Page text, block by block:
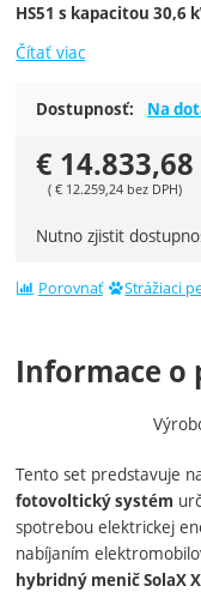
HS51 s kapacitou 30,6
Čítať viac
Dostupnosť: Na
€ 14.833,68
( € 12.259,24 bez DPH)
Nutno zjistit
Porovnať Strážiaci
Informace o
Tento set predstavuje
fotovoltický systém
spotrebou elektrickej
nabíjaním
hybridný menič SolaX